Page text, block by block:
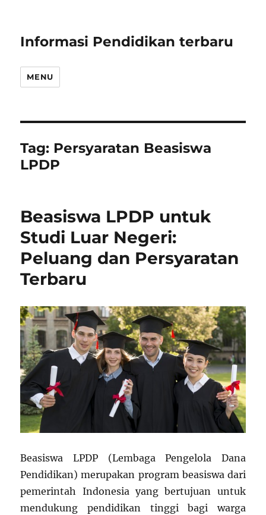
Informasi Pendidikan terbaru
MENU
Tag: Persyaratan Beasiswa
LPDP
Beasiswa LPDP untuk
Studi Luar Negeri:
Peluang dan Persyaratan
Terbaru
Beasiswa LPDP (Lembaga Pengelola Dana
Pendidikan) merupakan program beasiswa dari
pemerintah Indonesia yang bertujuan untuk
mendukung pendidikan tinggi bagi warga